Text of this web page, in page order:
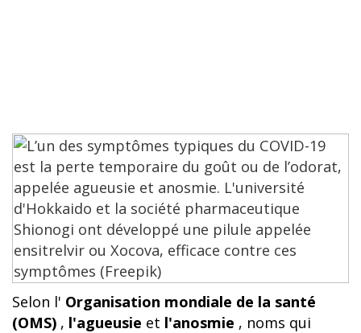
Selon l' Organisation mondiale de la santé
(OMS) , l'agueusie et l'anosmie , noms qui